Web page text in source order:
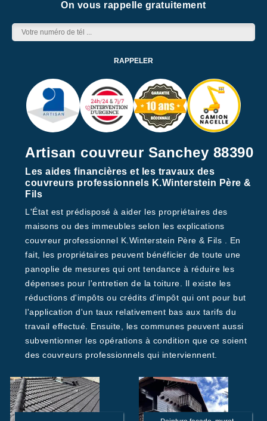
On vous rappelle gratuitement
Artisan couvreur Sanchey 88390
Les aides financières et les travaux des
couvreurs professionnels K.Winterstein Père &
Fils
L'État est prédisposé à aider les propriétaires des
maisons ou des immeubles selon les explications
couvreur professionnel K.Winterstein Père & Fils . En
fait, les propriétaires peuvent bénéficier de toute une
panoplie de mesures qui ont tendance à réduire les
dépenses pour l'entretien de la toiture. Il existe les
réductions d'impôts ou crédits d'impôt qui ont pour but
l'application d'un taux relativement bas aux tarifs du
travail effectué. Ensuite, les communes peuvent aussi
subventionner les opérations à condition que ce soient
des couvreurs professionnels qui interviennent.